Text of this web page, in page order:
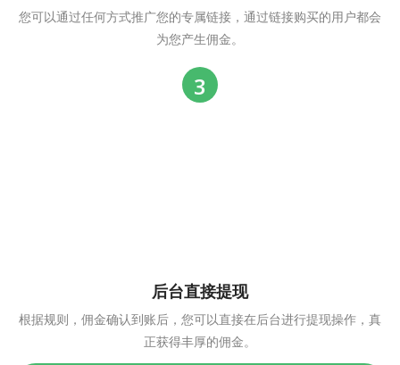
您可以通过任何方式推广您的专属链接，通过链接购买的用户都会
为您产生佣金。
后台直接提现
根据规则，佣金确认到账后，您可以直接在后台进行提现操作，真
正获得丰厚的佣金。